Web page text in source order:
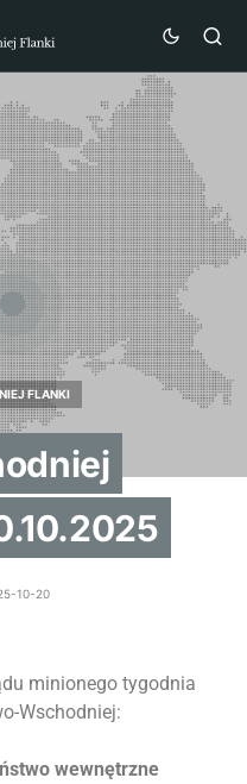
FLANKI
10-20
minionego tygodnia
Wschodniej:
wewnętrzne